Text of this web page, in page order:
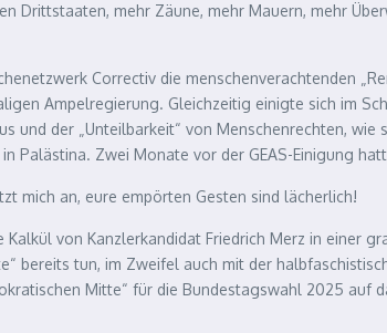
Drittstaaten, mehr Zäune, mehr Mauern, mehr
Correctiv die menschenverachtenden
Ampelregierung. Gleichzeitig einigte sich im
und der „Unteilbarkeit“ von Menschenrechten,
Palästina. Zwei Monate vor der GEAS-Einigung
mich an, eure empörten Gesten sind lächerlich!
von Kanzlerkandidat Friedrich Merz in einer
bereits tun, im Zweifel auch mit der
Mitte“ für die Bundestagswahl 2025